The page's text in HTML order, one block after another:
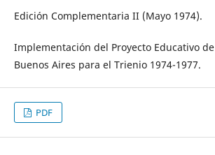
Edición Complementaria II (Mayo 1974).
Implementación del Proyecto Educativo
Buenos Aires para el Trienio 1974-1977.
PDF